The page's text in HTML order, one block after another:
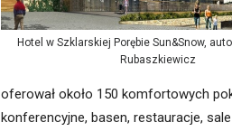
Hotel w Szklarskiej Porębie Sun&Snow,
Rubaszkiewicz
oferował około 150 komfortowych
konferencyjne, basen, restauracje,